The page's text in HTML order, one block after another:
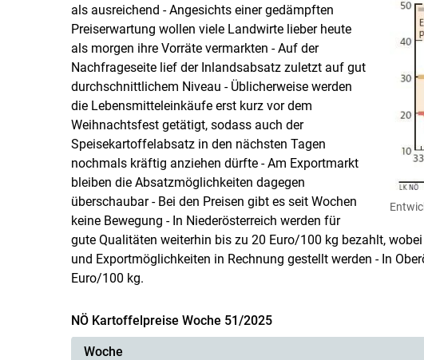
als ausreichend - Angesichts einer gedämpften
Preiserwartung wollen viele Landwirte lieber heute
als morgen ihre Vorräte vermarkten - Auf der
Nachfrageseite lief der Inlandsabsatz zuletzt auf gut
durchschnittlichem Niveau - Üblicherweise werden
die Lebensmitteleinkäufe erst kurz vor dem
Weihnachtsfest getätigt, sodass auch der
Speisekartoffelabsatz in den nächsten Tagen
nochmals kräftig anziehen dürfte - Am Exportmarkt
bleiben die Absatzmöglichkeiten dagegen
überschaubar - Bei den Preisen gibt es seit Wochen
keine Bewegung - In Niederösterreich werden für
gute Qualitäten weiterhin bis zu 20 Euro/100 kg bezahlt,
und Exportmöglichkeiten in Rechnung gestellt werden - In
Euro/100 kg.
NÖ Kartoffelpreise Woche 51/2025
Woche